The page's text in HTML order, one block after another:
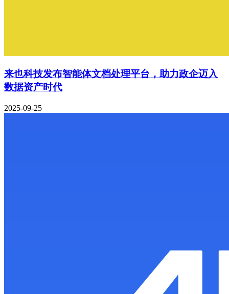
来也科技发布智能体文档处理平台，助力政企迈入
数据资产时代
2025-09-25